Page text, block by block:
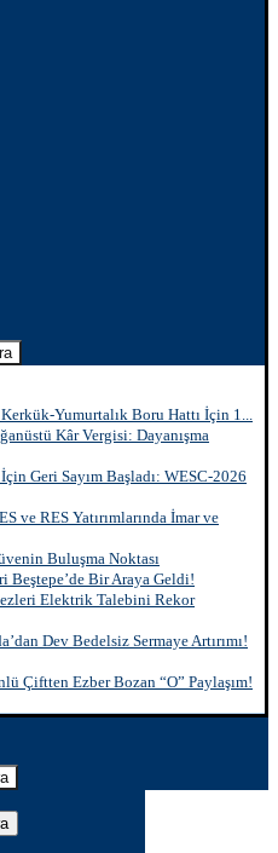
Yumurtalık Boru Hattı İçin 1...
Kâr Vergisi: Dayanışma
Geri Sayım Başladı: WESC-2026
ve RES Yatırımlarında İmar ve
Buluşma Noktası
Beştepe’de Bir Araya Geldi!
Elektrik Talebini Rekor
Dev Bedelsiz Sermaye Artırımı!
Çiftten Ezber Bozan “O” Paylaşım!